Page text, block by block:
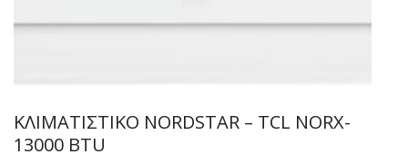
ΚΛΙΜΑΤΙΣΤΙΚΟ NORDSTAR – TCL NORX-
13000 BTU